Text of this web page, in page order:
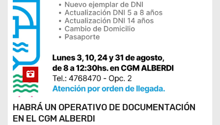
HABRÁ UN OPERATIVO DE DOCUMENTACIÓN
EN EL CGM ALBERDI